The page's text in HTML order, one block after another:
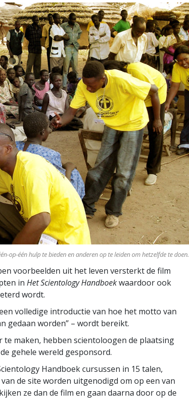
op-één hulp te bieden en anderen op te leiden om hetzelfde te doen.
voorbeelden uit het leven versterkt de film
in Het Scientology Handboekwaardoor ook
wordt.
volledige introductie van hoe het motto van
gedaan worden” – wordt bereikt.
te maken, hebben scientoloogen de plaatsing
gehele wereld gesponsord.
Handboek cursussen in 15 talen,
de site worden uitgenodigd om op een van
ze dan de film en gaan daarna door op de